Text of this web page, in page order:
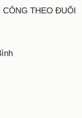
THEO ĐUỔI